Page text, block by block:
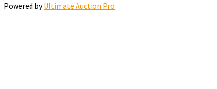
Powered byUltimate Auction Pro